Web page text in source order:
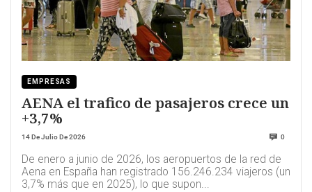
EMPRESAS
AENA el trafico de pasajeros crece un
+3,7%
14 De Julio De 2026 0
De enero a junio de 2026, los aeropuertos de la red de
Aena en España han registrado 156.246.234 viajeros (un
3,7% más que en 2025), lo que supon...